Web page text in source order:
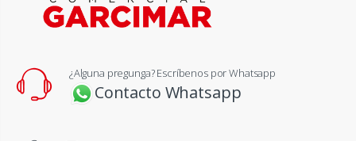
¿Alguna pregunga? Escríbenos por Whatsapp
Contacto Whatsapp